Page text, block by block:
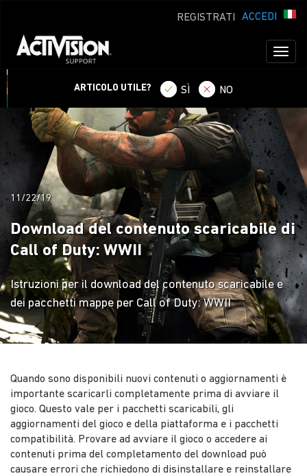
ACCEDI
REGISTRATI
ARTICOLO UTILE? SÌ NO
11/22/19
Download del contenuto scaricabile di
Call of Duty: WWII
Istruzioni per il download del contenuto scaricabile e
dei pacchetti mappe per Call of Duty: WWII
Quando sono disponibili nuovi contenuti o aggiornamenti è
importante scaricarli completamente prima di avviare il
gioco. Questo vale per i pacchetti scaricabili, gli
aggiornamenti del gioco e della piattaforma e i pacchetti
compatibilità. Provare ad avviare il gioco o accedere ai
contenuti prima del completamento del download può
causare errori che richiedono di disinstallare e reinstallare